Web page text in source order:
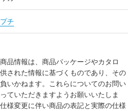
チ
品情報は、商品パッケージやカタロ
された情報に基づくものであり、その
いかねます。これらについてのお問い
ていただきますようお願いいたしま
様変更に伴い商品の表記と実際の仕様